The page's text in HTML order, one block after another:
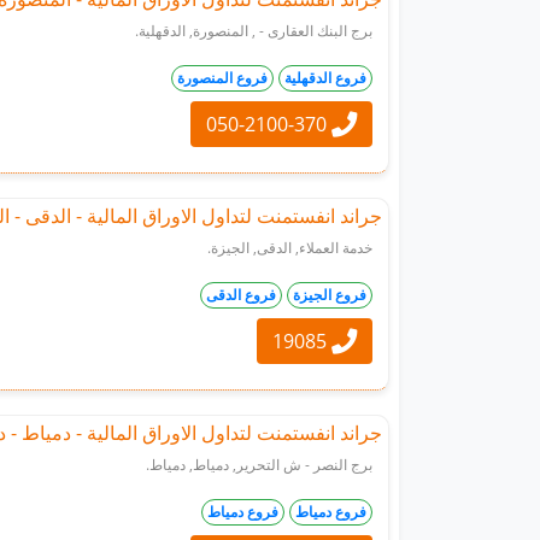
برج البنك العقارى - , المنصورة, الدقهلية.
فروع الدقهلية فروع المنصورة
جراند انفستمنت لتداول الاوراق المالية - الدقى -
خدمة العملاء, الدقى, الجيزة.
فروع الجيزة فروع الدقى
جراند انفستمنت لتداول الاوراق المالية - دمياط -
برج النصر - ش التحرير, دمياط, دمياط.
فروع دمياط فروع دمياط